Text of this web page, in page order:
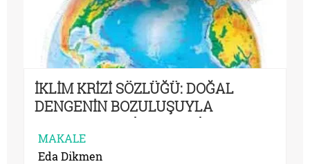
İKLİM KRİZİ SÖZLÜĞÜ: DOĞAL
DENGENİN BOZULUŞUYLA
HAYATIMIZA GİREN YENİ
KAVRAMLAR
MAKALE
Eda Dikmen